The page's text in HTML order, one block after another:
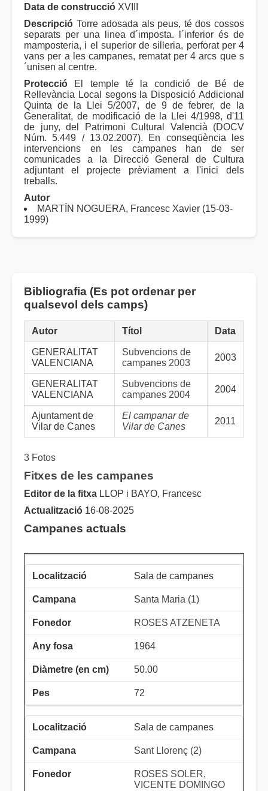
Data de construcció XVIII
Descripció Torre adosada als peus, té dos cossos
separats per una linea d´imposta. l´inferior és de
mamposteria, i el superior de silleria, perforat per 4
vans per a les campanes, rematat per 4 arcs que s
´unisen al centre.
Protecció El temple té la condició de Bé de
Rellevància Local segons la Disposició Addicional
Quinta de la Llei 5/2007, de 9 de febrer, de la
Generalitat, de modificació de la Llei 4/1998, d'11
de juny, del Patrimoni Cultural Valencià (DOCV
Núm. 5.449 / 13.02.2007). En conseqüència les
intervencions en les campanes han de ser
comunicades a la Direcció General de Cultura
adjuntant el projecte prèviament a l'inici dels
treballs.
Autor
MARTÍN NOGUERA, Francesc Xavier (15-03-
1999)
Bibliografia (Es pot ordenar per
qualsevol dels camps)
Autor Títol Data
GENERALITAT
VALENCIANA
Subvencions de
campanes 2003
2003
GENERALITAT
VALENCIANA
Subvencions de
campanes 2004
2004
Ajuntament de
Vilar de Canes
El campanar de
Vilar de Canes
2011
3 Fotos
Fitxes de les campanes
Editor de la fitxa LLOP i BAYO, Francesc
Actualització 16-08-2025
Campanes actuals
Sala de campanes
Santa Maria (1)
ROSES ATZENETA
1964
50.00
72
Sala de campanes
Sant Llorenç (2)
ROSES SOLER,
VICENTE DOMINGO